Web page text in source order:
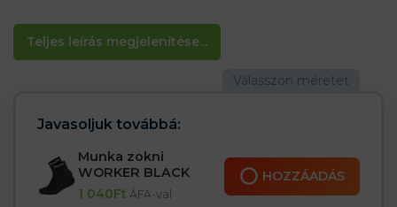
Teljes leírás megjelenítése...
Jellemzők:
– Csúszásgátló talp
– Kompozit orrmerevítő 200 J / 15 kN
– Többrétegű szálas betét, amely 1100 N nyomással védi a lábat a
– Megerősített gumi orrmerevítő, amely megakadályozza a
kidörzsölődést
– S3 SRC kategória
Javasoljuk továbbá:
Munka zokni
WORKER BLACK
1 040Ft ÁFA-val
HOZZÁADÁS